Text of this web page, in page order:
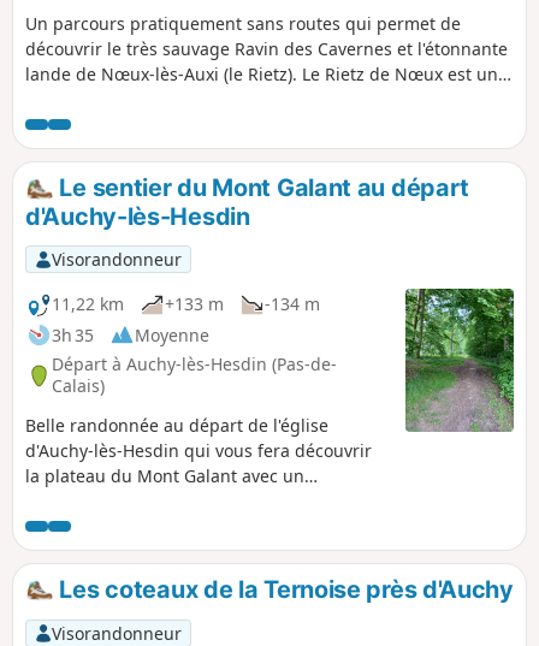
Un parcours pratiquement sans routes qui permet de
découvrir le très sauvage Ravin des Cavernes et l'étonnante
lande de Nœux-lès-Auxi (le Rietz). Le Rietz de Nœux est une
printemps de très belles orchidées. Bien sûr, ne pas
cueillir ! Ce circuit reprend une très grande partie du
"Sentier de l'Étoile" dont on trouve quelques tracés, mais
pas de descriptif. En outre son balisage est minimaliste
(peut-être même disparu en mai 2025). Les barrières sont
près du grillage à droite Avant de vous attaquer à ce
parcours, je vous conseille de visionner les 2 vidéos dont on
trouve les liens dans le commentaire de Denis.
Le sentier du Mont Galant au départ
d'Auchy-lès-Hesdin
Visorandonneur
11,22 km
+133 m
-134 m
3h 35
Moyenne
Départ à Auchy-lès-Hesdin (Pas-de-
Calais)
Belle randonnée au départ de l'église
d'Auchy-lès-Hesdin qui vous fera découvrir
la plateau du Mont Galant avec un
bordure de la Forêt Domaniale d'Hesdin avec
une vue sur la Ferme du bois de Saint-Jean
une ancienne Commanderie de l'Ordre des
Hospitaliers. La seule difficulté est une côte
pour sortir du village d'Auchy.
Les coteaux de la Ternoise près d'Auchy
Visorandonneur